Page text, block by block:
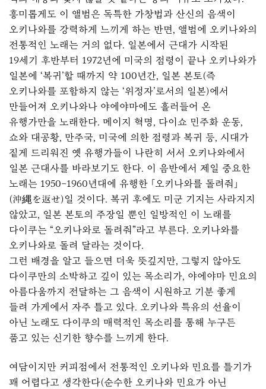
흥미롭게도 이 앨범은 독특한 가창법과 산신의 음색이
오키나와를 강력하게 느끼게 하는 반면, 앨범에 오키나와의
전통적인 노래는 거의 없다. 일본에서 근대가 시작된
19세기 후반부터 1972년에 미국의 점령이 끝나 오키나와가
일본에 ‘복귀’할 때까지 약 100년간, 일본 본토(즉
오키나와를 포함하지 않는 ‘위정자’로서의 일본)에서
만들어져 오키나와나 야에야마에도 흘러들어 온
유행가만을 노래한다. 메이지 혁명, 다이쇼 민주화 운동,
쇼와 대공황, 만주국, 미국에 의한 점령과 복귀 등, 시대가
짙게 드리워진 옛 유행가들이 나란히 서서 오키나와에서
일본 근대사를 바라보기도 한다. 이 음반에서 제일 중요한
노래는 1950–1960년대에 유행한 「오키나와를 돌려줘」
(沖縄を返せ)일 것이다. 복귀 후에도 미군 기지는 사라지지
않았고, 일본 본토의 주장일 뿐인 일방적인 이 노래를
다이쿠는 “오키나와로 돌려줘”라고 부른다. 오키나와를
오키나와로 돌려 달라는 것이다.
그런 배경을 알고 들으면 더욱 뜻깊지만, 그렇지 않아도
다이쿠만의 소박하고 깊이 있는 목소리가, 야에야마 민요의
아름다움까지 전달하는 그 음색이 시원하고 기분 좋게
들려 가게에서 자주 틀고 있다. 오키나와 특유의 선율이
아닌 노래도 다이쿠의 매력적인 목소리를 통해 누구든
품고 있는 신기한 향수를 느끼게 한다.
여담이지만 커피점에서 전통적인 오키나와 민요를 틀기가
꽤 어렵다고 생각한다(순수한 오키나와 민요가 아닌